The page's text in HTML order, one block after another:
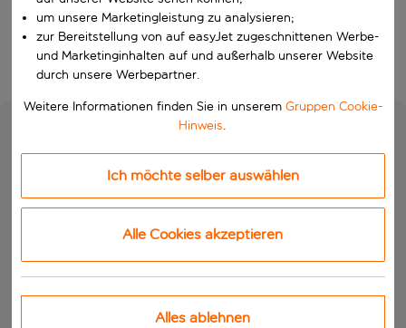
Suchen
um unsere Marketingleistung zu analysieren;
zur Bereitstellung von auf easyJet zugeschnittenen Werbe-
und Marketinginhalten auf und außerhalb unserer Website
durch unsere Werbepartner.
Weitere Informationen finden Sie in unserem Gruppen Cookie-
Hinweis.
Ich möchte selber auswählen
Alle Cookies akzeptieren
Alles ablehnen